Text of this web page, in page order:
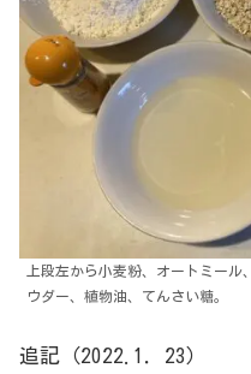
上段左から小麦粉、オートミー
ウダー、植物油、てんさい糖。
追記（2022.1．23）